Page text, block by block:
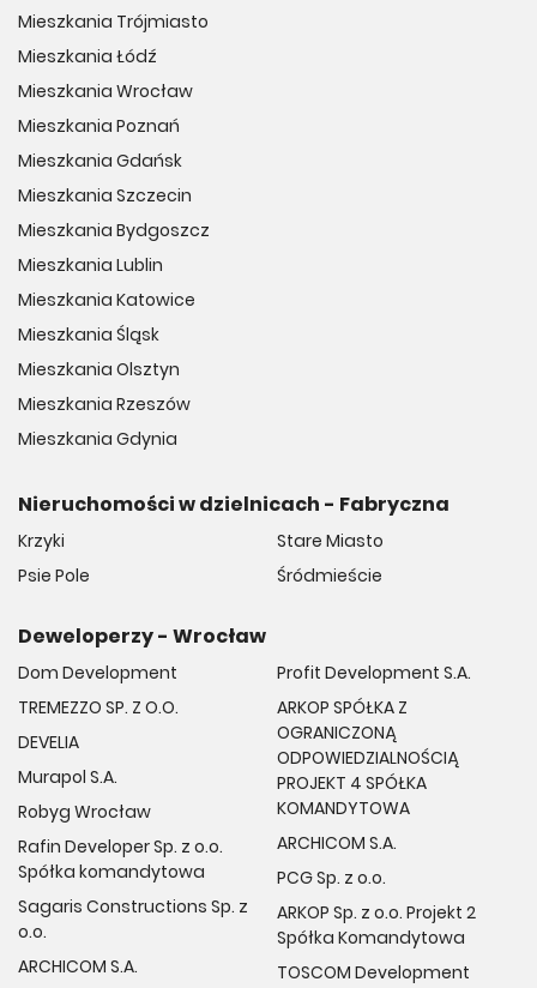
Mieszkania Trójmiasto
Mieszkania Łódź
Mieszkania Wrocław
Mieszkania Poznań
Mieszkania Gdańsk
Mieszkania Szczecin
Mieszkania Bydgoszcz
Mieszkania Lublin
Mieszkania Katowice
Mieszkania Śląsk
Mieszkania Olsztyn
Mieszkania Rzeszów
Mieszkania Gdynia
Nieruchomości w dzielnicach - Fabryczna
Krzyki
Psie Pole
Stare Miasto
Śródmieście
Deweloperzy - Wrocław
Dom Development
TREMEZZO SP. Z O.O.
DEVELIA
Murapol S.A.
Robyg Wrocław
Rafin Developer Sp. z o.o.
Spółka komandytowa
Sagaris Constructions Sp. z
o.o.
ARCHICOM S.A.
Profit Development S.A.
ARKOP SPÓŁKA Z
OGRANICZONĄ
ODPOWIEDZIALNOŚCIĄ
PROJEKT 4 SPÓŁKA
KOMANDYTOWA
ARCHICOM S.A.
PCG Sp. z o.o.
ARKOP Sp. z o.o. Projekt 2
Spółka Komandytowa
TOSCOM Development